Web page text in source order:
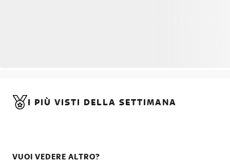
I PIÙ VISTI DELLA SETTIMANA
VUOI VEDERE ALTRO?